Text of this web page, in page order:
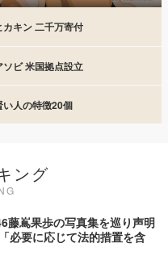
カキン 二千万寄付
ソビ 米国拠点設立
い人の特徴20個
ング
藤嶌果歩の写真集を巡り声明
必要に応じて法的措置を含